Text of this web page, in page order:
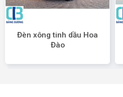
Đèn xông tinh dầu Hoa
Đào